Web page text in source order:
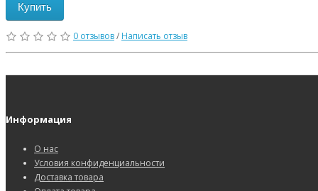
Купить
0 отзывов/ Написать отзыв
Информация
О нас
Условия конфиденциальности
Доставка товара